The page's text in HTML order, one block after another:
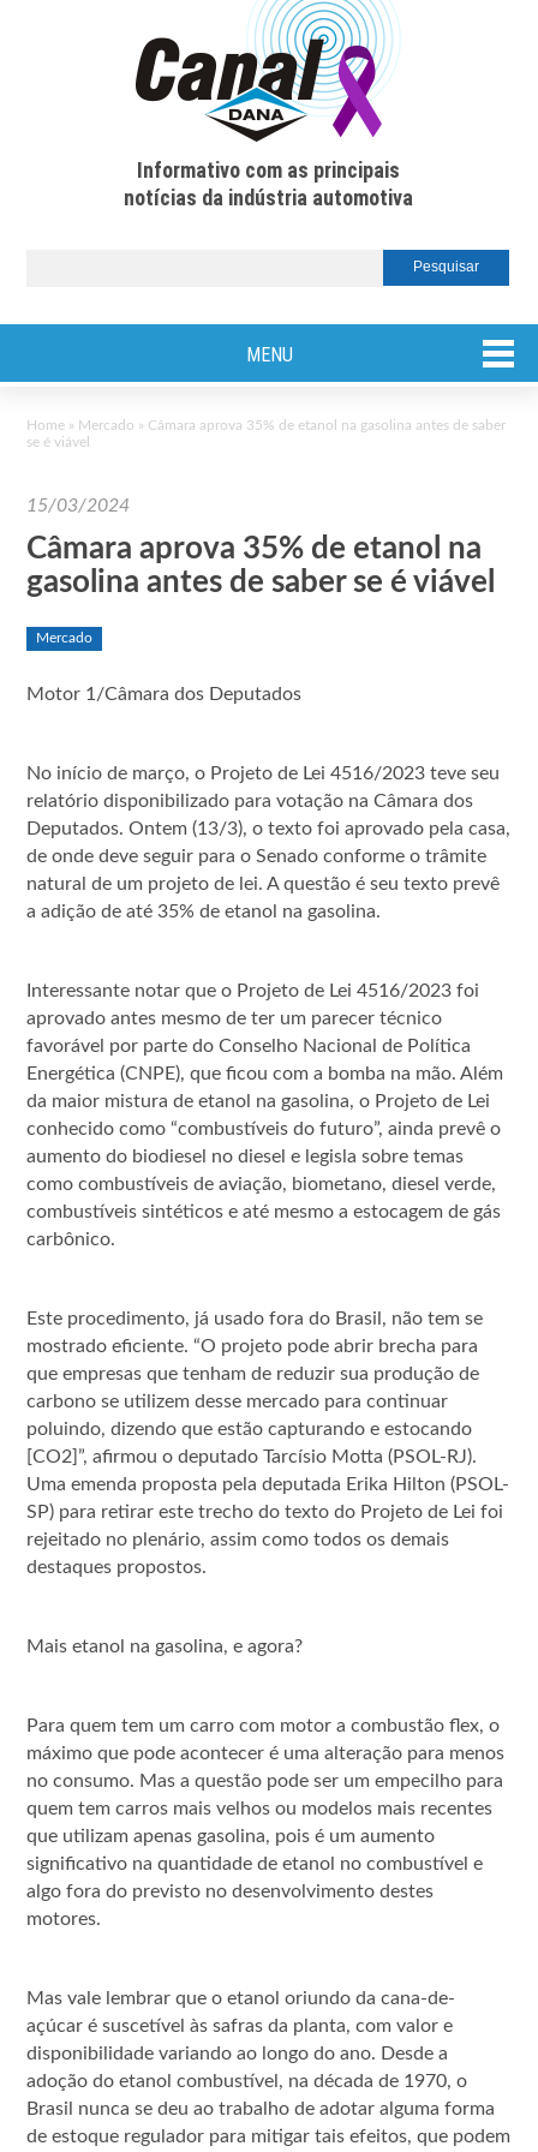
Informativo com as principais
notícias da indústria automotiva
MENU
Home » Mercado » Câmara aprova 35% de etanol na gasolina antes de saber
se é viável
15/03/2024
Câmara aprova 35% de etanol na
gasolina antes de saber se é viável
Mercado
Motor 1/Câmara dos Deputados
No início de março, o Projeto de Lei 4516/2023 teve seu
relatório disponibilizado para votação na Câmara dos
Deputados. Ontem (13/3), o texto foi aprovado pela casa,
de onde deve seguir para o Senado conforme o trâmite
natural de um projeto de lei. A questão é seu texto prevê
a adição de até 35% de etanol na gasolina.
Interessante notar que o Projeto de Lei 4516/2023 foi
aprovado antes mesmo de ter um parecer técnico
favorável por parte do Conselho Nacional de Política
Energética (CNPE), que ficou com a bomba na mão. Além
da maior mistura de etanol na gasolina, o Projeto de Lei
conhecido como “combustíveis do futuro”, ainda prevê o
aumento do biodiesel no diesel e legisla sobre temas
como combustíveis de aviação, biometano, diesel verde,
combustíveis sintéticos e até mesmo a estocagem de gás
carbônico.
Este procedimento, já usado fora do Brasil, não tem se
mostrado eficiente. “O projeto pode abrir brecha para
que empresas que tenham de reduzir sua produção de
carbono se utilizem desse mercado para continuar
poluindo, dizendo que estão capturando e estocando
[CO2]”, afirmou o deputado Tarcísio Motta (PSOL-RJ).
Uma emenda proposta pela deputada Erika Hilton (PSOL-
SP) para retirar este trecho do texto do Projeto de Lei foi
rejeitado no plenário, assim como todos os demais
destaques propostos.
Mais etanol na gasolina, e agora?
Para quem tem um carro com motor a combustão flex, o
máximo que pode acontecer é uma alteração para menos
no consumo. Mas a questão pode ser um empecilho para
quem tem carros mais velhos ou modelos mais recentes
que utilizam apenas gasolina, pois é um aumento
significativo na quantidade de etanol no combustível e
algo fora do previsto no desenvolvimento destes
motores.
Mas vale lembrar que o etanol oriundo da cana-de-
açúcar é suscetível às safras da planta, com valor e
disponibilidade variando ao longo do ano. Desde a
adoção do etanol combustível, na década de 1970, o
Brasil nunca se deu ao trabalho de adotar alguma forma
de estoque regulador para mitigar tais efeitos, que podem